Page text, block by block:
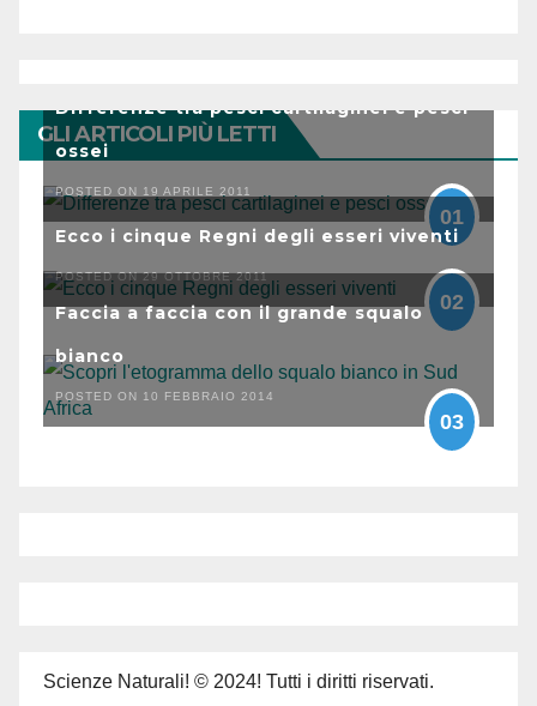
GLI ARTICOLI PIÙ LETTI
Differenze tra pesci cartilaginei e pesci
ossei
POSTED ON 19 APRILE 2011
01
Ecco i cinque Regni degli esseri viventi
POSTED ON 29 OTTOBRE 2011
02
Faccia a faccia con il grande squalo
bianco
POSTED ON 10 FEBBRAIO 2014
03
Scienze Naturali! © 2024! Tutti i diritti riservati.